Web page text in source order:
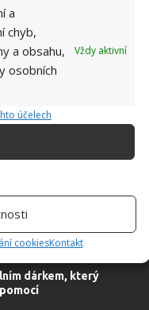
a
chyb,
a obsahu,
osobních
Vždy aktivní
účelech
cookiesKontakt
nadchla, že se
Její v...
zajistí optimální
rostlin
dárkem, který